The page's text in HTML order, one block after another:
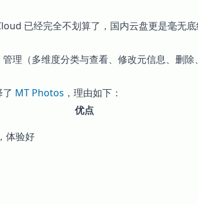
已经完全不划算了，国内云盘更是毫无
理（多维度分类与查看、修改元信息、删除
MT Photos ，理由如下：
优点
体验好